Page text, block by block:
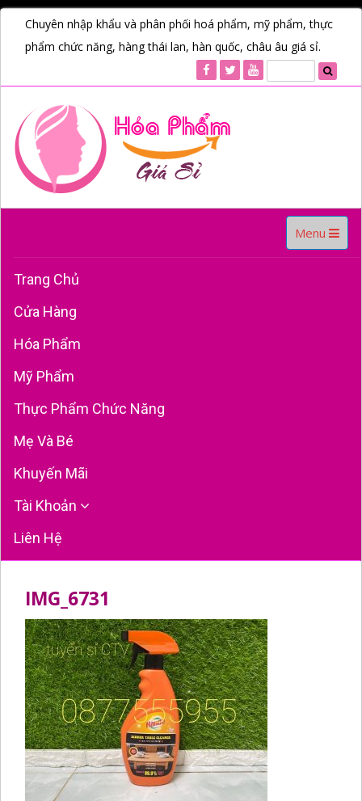
Chuyên nhập khẩu và phân phối hoá phẩm, mỹ phẩm, thực
phẩm chức năng, hàng thái lan, hàn quốc, châu âu giá sỉ.
Toggle
navigation
Menu
Trang Chủ
Cửa Hàng
Hóa Phẩm
Mỹ Phẩm
Thực Phẩm Chức Năng
Mẹ Và Bé
Khuyến Mãi
Tài Khoản
Liên Hệ
IMG_6731